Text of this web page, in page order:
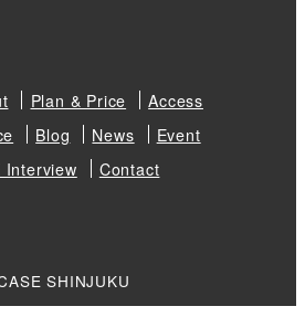
Plan & Price
Access
Blog News
Event
Interview
Contact
SHINJUKU